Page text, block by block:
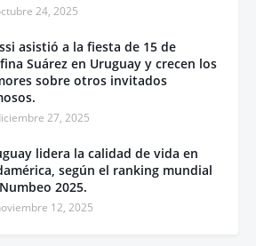
24, 2025
asistió a la fiesta de 15 de
Suárez en Uruguay y crecen los
sobre otros invitados
27, 2025
lidera la calidad de vida en
según el ranking mundial
2025.
12, 2025